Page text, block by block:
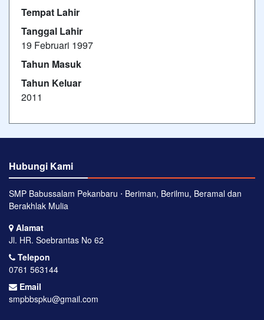
Tempat Lahir
Tanggal Lahir
19 Februari 1997
Tahun Masuk
Tahun Keluar
2011
Hubungi Kami
SMP Babussalam Pekanbaru ⋅ Beriman, Berilmu, Beramal dan
Berakhlak Mulia
Alamat
Jl. HR. Soebrantas No 62
Telepon
0761 563144
Email
smpbbspku@gmail.com